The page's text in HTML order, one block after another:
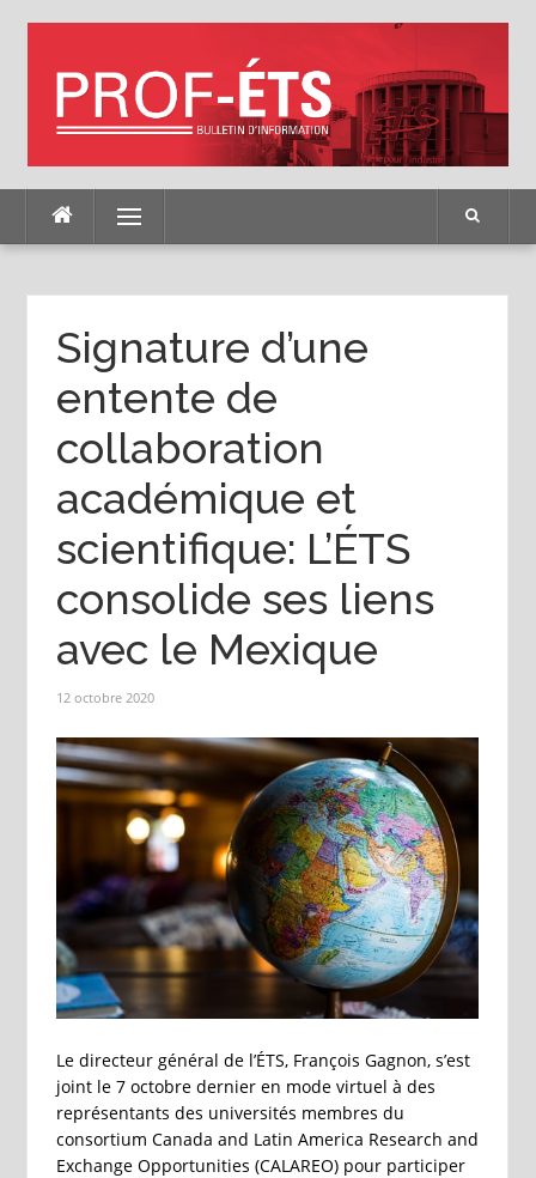
Menu
Signature d’une
entente de
collaboration
académique et
scientifique: L’ÉTS
consolide ses liens
avec le Mexique
12 octobre 2020
Le directeur général de l’ÉTS, François Gagnon, s’est
joint le 7 octobre dernier en mode virtuel à des
représentants des universités membres du
consortium Canada and Latin America Research and
Exchange Opportunities (CALAREO) pour participer